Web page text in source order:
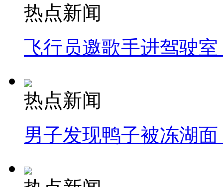
热点新闻
飞行员邀歌手进驾驶
热点新闻
男子发现鸭子被冻湖